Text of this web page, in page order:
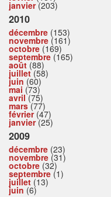
janvier(203)
2010
décembre (153)
novembre (161)
octobre (169)
septembre (165)
août (88)
juillet(58)
juin (60)
mai (73)
avril(75)
mars(77)
février(47)
janvier(25)
2009
décembre (23)
novembre (31)
octobre (32)
septembre (1)
juillet (13)
juin (6)